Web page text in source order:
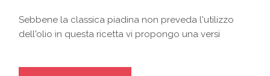
Sebbene la classica piadina non preveda l'utilizzo
dell'olio in questa ricetta vi propongo una versi